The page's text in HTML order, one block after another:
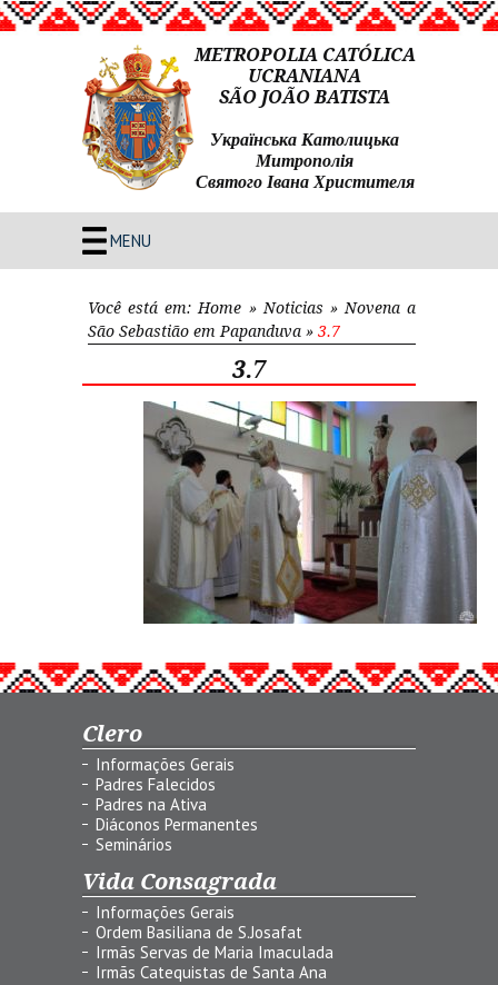
METROPOLIA CATÓLICA
UCRANIANA
SÃO JOÃO BATISTA
Українська Католицька
Митрополія
Святого Івана Христителя
MENU
Você está em: Home » Noticias » Novena a
São Sebastião em Papanduva » 3.7
3.7
Clero
Informações Gerais
Padres Falecidos
Padres na Ativa
Diáconos Permanentes
Seminários
Vida Consagrada
Informações Gerais
Ordem Basiliana de S.Josafat
Irmãs Servas de Maria Imaculada
Irmãs Catequistas de Santa Ana